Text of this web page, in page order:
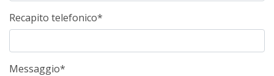
Recapito telefonico*
Messaggio*